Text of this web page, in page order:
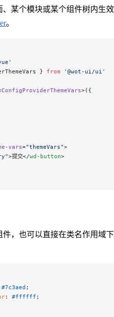
某个模块或某个组件树内生效
。
} from '@wot-ui/ui'
ConfigProviderThemeVars>({
vars="themeVars">
>提交</wd-button>
，也可以直接在类名作用域
#7c3aed ;
: #ffffff ;